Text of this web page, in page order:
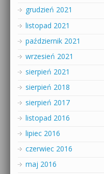
grudzień 2021
listopad 2021
październik 2021
wrzesień 2021
sierpień 2021
sierpień 2018
sierpień 2017
listopad 2016
lipiec 2016
czerwiec 2016
maj 2016